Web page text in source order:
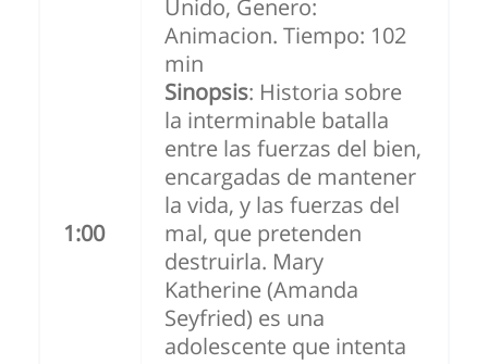
1:00
Unido, Genero:
Animacion. Tiempo: 102
min
Sinopsis: Historia sobre
la interminable batalla
entre las fuerzas del bien,
encargadas de mantener
la vida, y las fuerzas del
mal, que pretenden
destruirla. Mary
Katherine (Amanda
Seyfried) es una
adolescente que intenta